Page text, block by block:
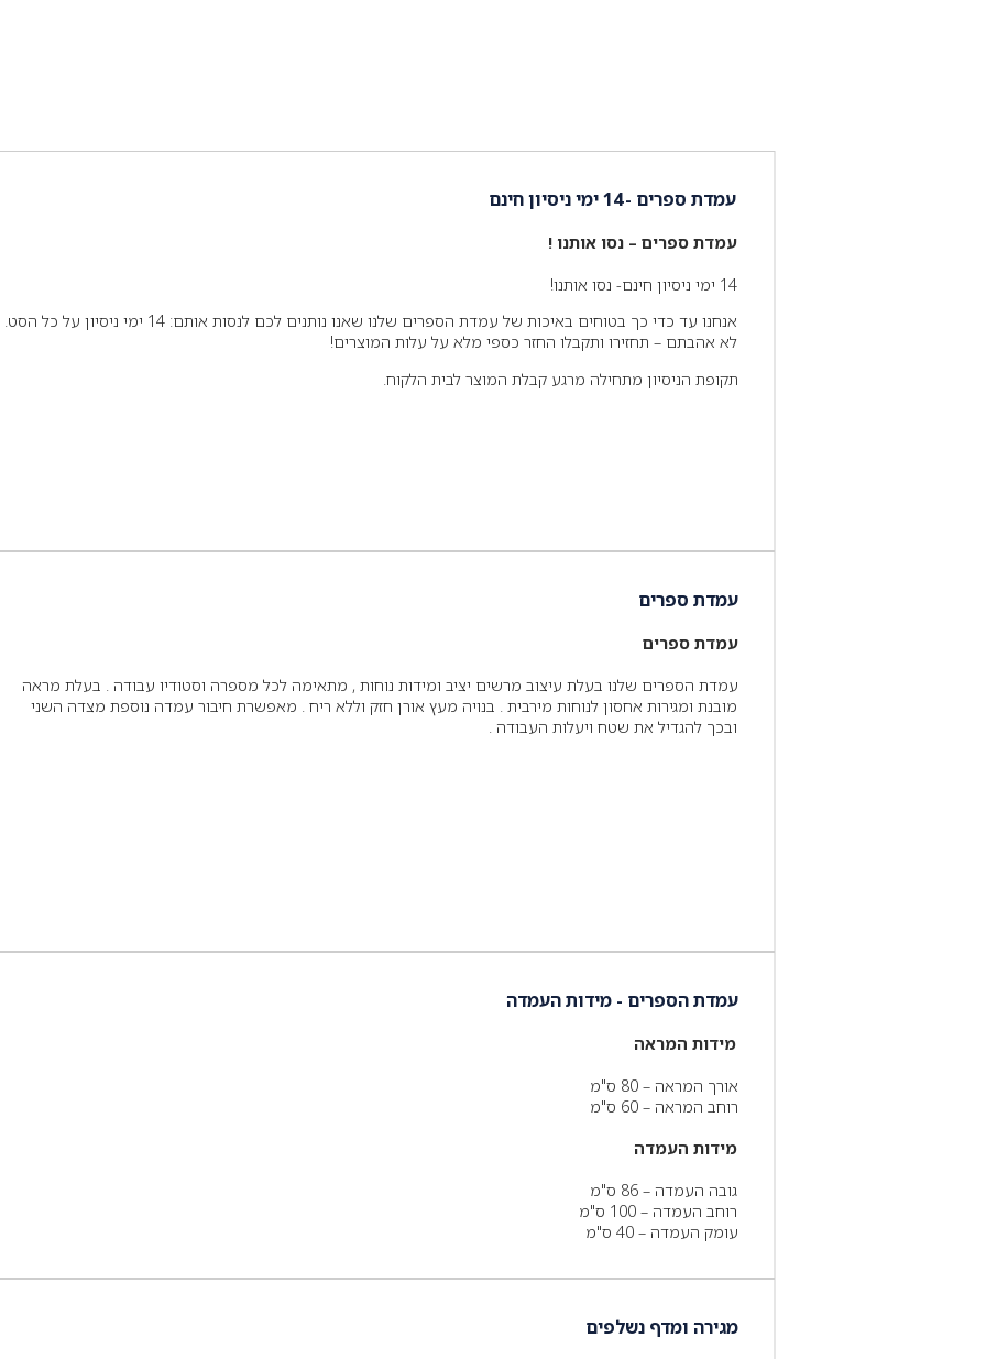
עמדת ספרים - 14 ימי ניסיון חינם
עמדת ספרים – נסו אותנו !
14 ימי ניסיון חינם- נסו אותנו!
אנחנו עד כדי כך בטוחים באיכות של עמדת הספרים שלנו שאנו נותנים לכם לנסות אותם: 14 ימי ניסיון על כל הסט.
לא אהבתם – תחזירו ותקבלו החזר כספי מלא על עלות המוצרים!
תקופת הניסיון מתחילה מרגע קבלת המוצר לבית הלקוח.
עמדת ספרים
עמדת ספרים
עמדת הספרים שלנו בעלת עיצוב מרשים יציב ומידות נוחות , מתאימה לכל מספרה וסטודיו עבודה . בעלת מראה
מובנת ומגירות אחסון לנוחות מירבית . בנויה מעץ אורן חזק וללא ריח . מאפשרת חיבור עמדה נוספת מצדה השני
ובכך להגדיל את שטח ויעלות העבודה .
עמדת הספרים - מידות העמדה
מידות המראה
אורך המראה – 80 ס"מ
רוחב המראה – 60 ס"מ
מידות העמדה
גובה העמדה – 86 ס"מ
רוחב העמדה – 100 ס"מ
עומק העמדה – 40 ס"מ
מגירה ומדף נשלפים